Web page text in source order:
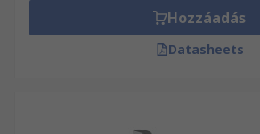
Hozzáadás
Datasheets